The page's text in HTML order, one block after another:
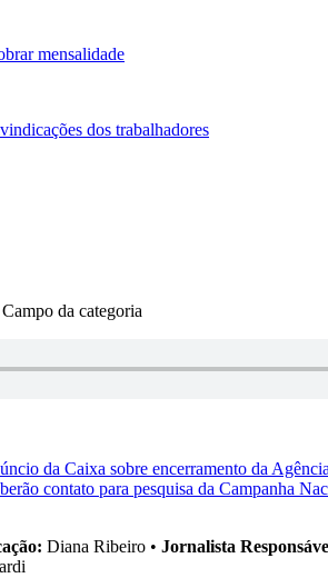
mensalidade
dos trabalhadores
da categoria
da Caixa sobre encerramento da
contato para pesquisa da Campanha
Diana Ribeiro • Jornalista